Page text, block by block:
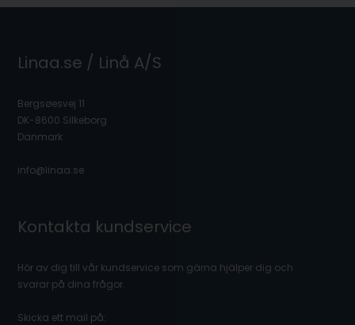
Linaa.se / Linå A/S
Bergsøesvej 11
DK-8600 Silkeborg
Danmark
info@linaa.se
Kontakta kundservice
Hör av dig till vår kundservice som gärna hjälper dig och
svarar på dina frågor.
Skicka ett mail på: